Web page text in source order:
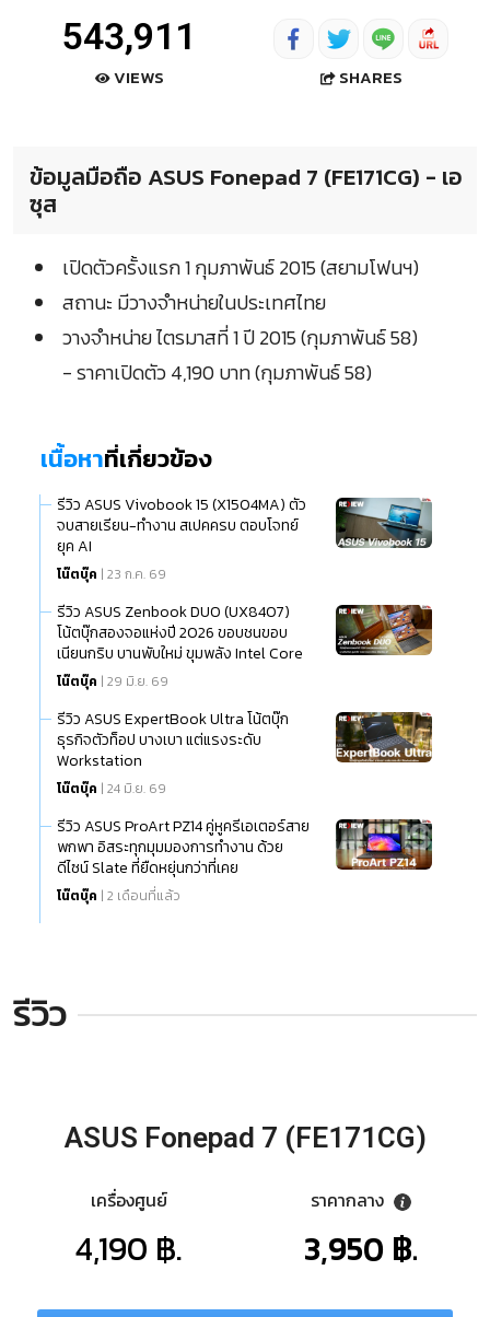
543,911
VIEWS SHARES
ข้อมูลมือถือ ASUS Fonepad 7 (FE171CG) - เอ
ซุส
เปิดตัวครั้งแรก 1 กุมภาพันธ์ 2015 (สยามโฟนฯ)
สถานะ มีวางจำหน่ายในประเทศไทย
วางจำหน่าย ไตรมาสที่ 1 ปี 2015 (กุมภาพันธ์ 58)
- ราคาเปิดตัว 4,190 บาท (กุมภาพันธ์ 58)
เนื้อหาที่เกี่ยวข้อง
รีวิว ASUS Vivobook 15 (X1504MA) ตัว
จบสายเรียน-ทำงาน สเปคครบ ตอบโจทย์
ยุค AI
โน๊ตบุ๊ค | 23 ก.ค. 69
รีวิว ASUS Zenbook DUO (UX8407)
โน้ตบุ๊กสองจอแห่งปี 2026 ขอบชนขอบ
เนียนกริบ บานพับใหม่ ขุมพลัง Intel Core
Ultra (Series 3)
โน๊ตบุ๊ค | 29 มิ.ย. 69
รีวิว ASUS ExpertBook Ultra โน้ตบุ๊ก
ธุรกิจตัวท็อป บางเบา แต่แรงระดับ
Workstation
โน๊ตบุ๊ค | 24 มิ.ย. 69
รีวิว ASUS ProArt PZ14 คู่หูครีเอเตอร์สาย
พกพา อิสระทุกมุมมองการทำงาน ด้วย
ดีไซน์ Slate ที่ยืดหยุ่นกว่าที่เคย
โน๊ตบุ๊ค | 2 เดือนที่แล้ว
รีวิว
ASUS Fonepad 7 (FE171CG)
เครื่องศูนย์
4,190 ฿.
ราคากลาง
3,950 ฿.